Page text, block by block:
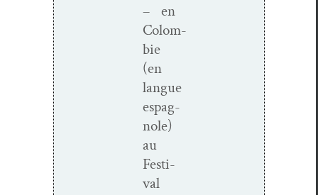
– en
Colom­
bie
(en
langue
espag­
nole)
au
Fes­ti­
val